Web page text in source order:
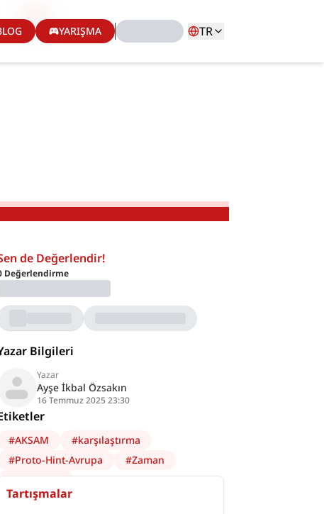
YARIŞMA TR
de Değerlendir!
Değerlendirme
Bilgileri
Yazar
Ayşe İkbal Özsakın
16 Temmuz 2025 23:30
#AKSAM #karşılaştırma
#Proto-Hint-Avrupa #Zaman
#Melankoli
Tartışmalar